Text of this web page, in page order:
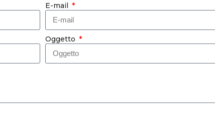
E-mail
Oggetto